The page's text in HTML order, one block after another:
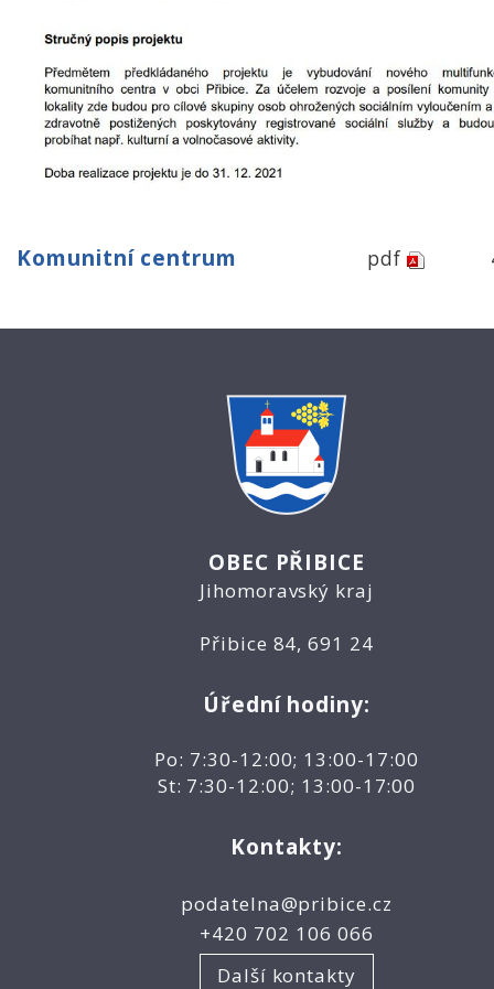
Komunitní centrum pdf
OBEC PŘIBICE
Jihomoravský kraj
Přibice 84, 691 24
Úřední hodiny:
Po: 7:30-12:00; 13:00-17:00
St: 7:30-12:00; 13:00-17:00
Kontakty:
podatelna@pribice.cz
+420 702 106 066
Další kontakty